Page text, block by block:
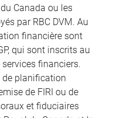
Canada ou les
par RBC DVM. Au
financière sont
qui sont inscrits au
financiers.
de planification
de FIRI ou de
et fiduciaires